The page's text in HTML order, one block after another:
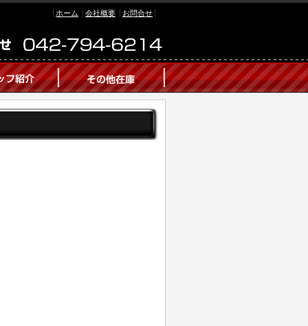
ホーム 会社概要 お問合せ